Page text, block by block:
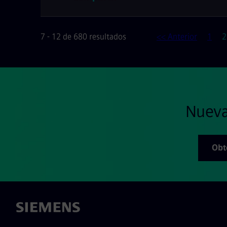
7 - 12 de 680 resultados << Anterior 1 2